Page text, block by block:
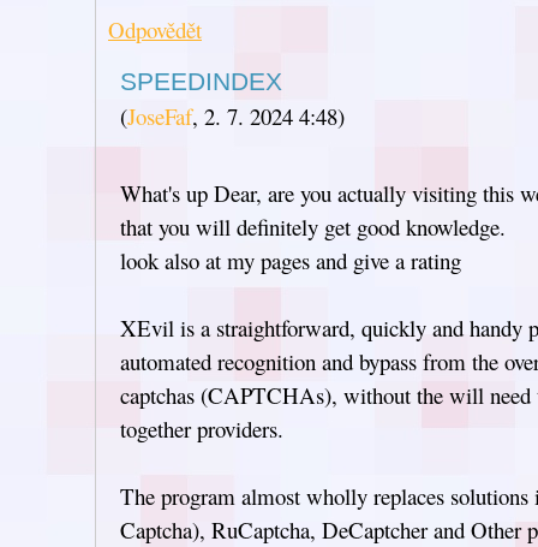
Odpovědět
SPEEDINDEX
(JoseFaf, 2. 7. 2024 4:48)
What's up Dear, are you actually visiting this
that you will definitely get good knowledge.
look also at my pages and give a rating
XEvil is a straightforward, quickly and handy
automated recognition and bypass from the
captchas (CAPTCHAs), without the will need
together providers.
The program almost wholly replaces
Captcha), RuCaptcha, DeCaptcher and Other